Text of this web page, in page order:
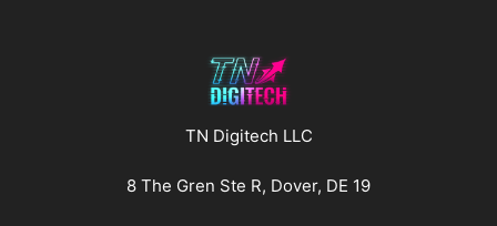
TN Digitech LLC
8 The Gren Ste R, Dover, DE 19